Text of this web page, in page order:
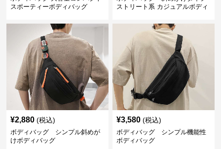
スポーティーボディバッグ
ストリート系 カジュアルボディ
¥2,880 (税込)
ボディバッグ シンプル斜めが
けボディバッグ
¥3,580 (税込)
ボディバッグ シンプル機能性
ボディバッグ